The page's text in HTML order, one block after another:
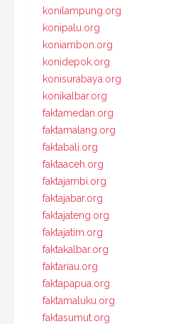
konilampung.org
konipalu.org
koniambon.org
konidepok.org
konisurabaya.org
konikalbar.org
faktamedan.org
faktamalang.org
faktabali.org
faktaaceh.org
faktajambi.org
faktajabar.org
faktajateng.org
faktajatim.org
faktakalbar.org
faktariau.org
faktapapua.org
faktamaluku.org
faktasumut.org